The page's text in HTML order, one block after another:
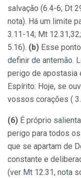
salvação (6.4-6; Dt
nota). Há um limite
3.11-14; Mt
5.16). (b) Esse
definir de antemão.
perigo de apostasia
Espírito: Hoje, se
vossos corações (
(6) É próprio
perigo para todos
que se apartam de
constante e
(ver Mt 12.31, nota